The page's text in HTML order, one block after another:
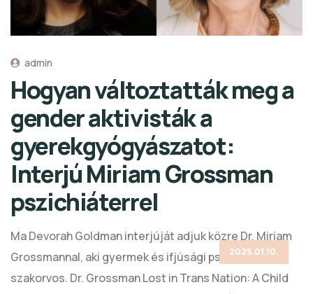
admin
Hogyan változtatták meg a
gender aktivisták a
gyerekgyógyászatot:
Interjú Miriam Grossman
pszichiáterrel
Ma Devorah Goldman interjúját adjuk közre Dr. Miriam
Grossmannal, aki gyermek és ifjúsági pszichiáter
szakorvos. Dr. Grossman Lost in Trans Nation: A Child
2025.01.10.